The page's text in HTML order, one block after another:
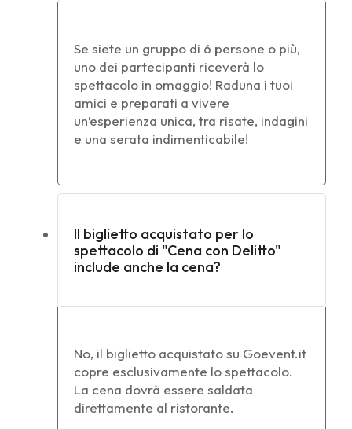
Se siete un gruppo di 6 persone o più,
uno dei partecipanti riceverà lo
spettacolo in omaggio! Raduna i tuoi
amici e preparati a vivere
un’esperienza unica, tra risate, indagini
e una serata indimenticabile!
Il biglietto acquistato per lo
spettacolo di "Cena con Delitto"
include anche la cena?
No, il biglietto acquistato su Goevent.it
copre esclusivamente lo spettacolo.
La cena dovrà essere saldata
direttamente al ristorante.